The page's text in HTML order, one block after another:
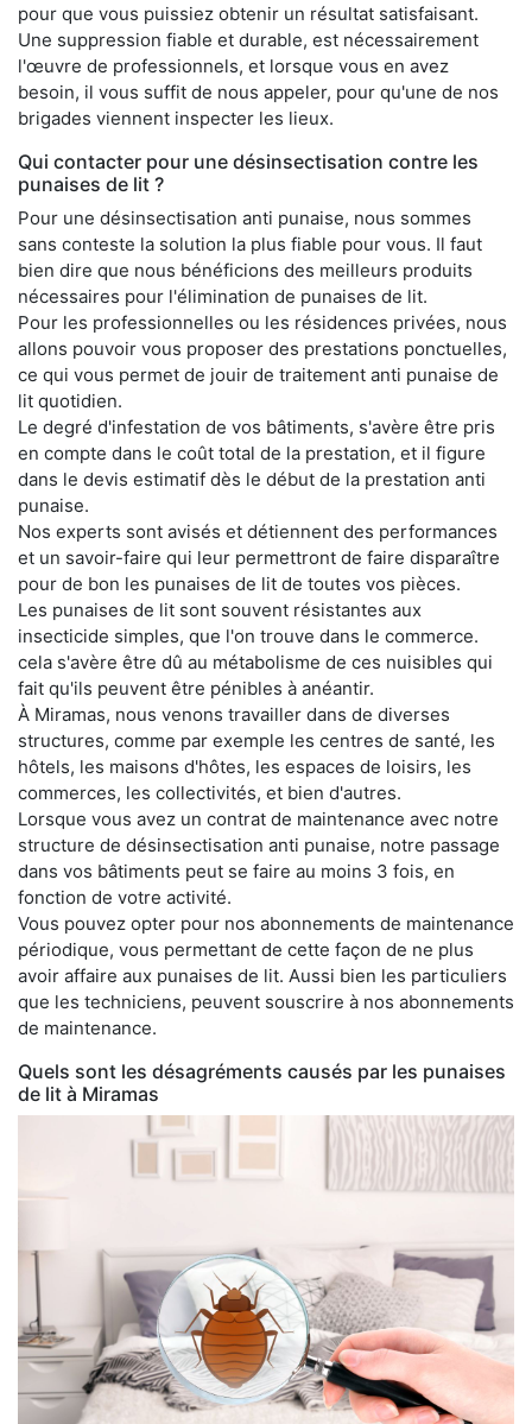
pour que vous puissiez obtenir un résultat satisfaisant.
Une suppression fiable et durable, est nécessairement
l'œuvre de professionnels, et lorsque vous en avez
besoin, il vous suffit de nous appeler, pour qu'une de nos
brigades viennent inspecter les lieux.
Qui contacter pour une désinsectisation contre les
punaises de lit ?
Pour une désinsectisation anti punaise, nous sommes
sans conteste la solution la plus fiable pour vous. Il faut
bien dire que nous bénéficions des meilleurs produits
nécessaires pour l'élimination de punaises de lit.
Pour les professionnelles ou les résidences privées, nous
allons pouvoir vous proposer des prestations ponctuelles,
ce qui vous permet de jouir de traitement anti punaise de
lit quotidien.
Le degré d'infestation de vos bâtiments, s'avère être pris
en compte dans le coût total de la prestation, et il figure
dans le devis estimatif dès le début de la prestation anti
punaise.
Nos experts sont avisés et détiennent des performances
et un savoir-faire qui leur permettront de faire disparaître
pour de bon les punaises de lit de toutes vos pièces.
Les punaises de lit sont souvent résistantes aux
insecticide simples, que l'on trouve dans le commerce.
cela s'avère être dû au métabolisme de ces nuisibles qui
fait qu'ils peuvent être pénibles à anéantir.
À Miramas, nous venons travailler dans de diverses
structures, comme par exemple les centres de santé, les
hôtels, les maisons d'hôtes, les espaces de loisirs, les
commerces, les collectivités, et bien d'autres.
Lorsque vous avez un contrat de maintenance avec notre
structure de désinsectisation anti punaise, notre passage
dans vos bâtiments peut se faire au moins 3 fois, en
fonction de votre activité.
Vous pouvez opter pour nos abonnements de maintenance
périodique, vous permettant de cette façon de ne plus
avoir affaire aux punaises de lit. Aussi bien les particuliers
que les techniciens, peuvent souscrire à nos abonnements
de maintenance.
Quels sont les désagréments causés par les punaises
de lit à Miramas